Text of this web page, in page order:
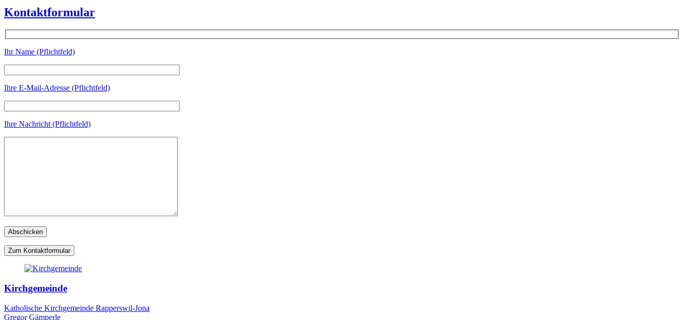
Kontaktformular
Ihr Name (Pflichtfeld)
Ihre E-Mail-Adresse (Pflichtfeld)
Ihre Nachricht (Pflichtfeld)
Zum Kontaktformular
Kirchgemeinde
Katholische Kirchgemeinde Rapperswil-Jona
Gregor Gämperle